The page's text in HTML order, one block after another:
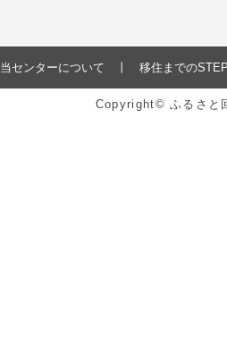
当センターについて 移住までのSTEP
Copyright© ふるさと